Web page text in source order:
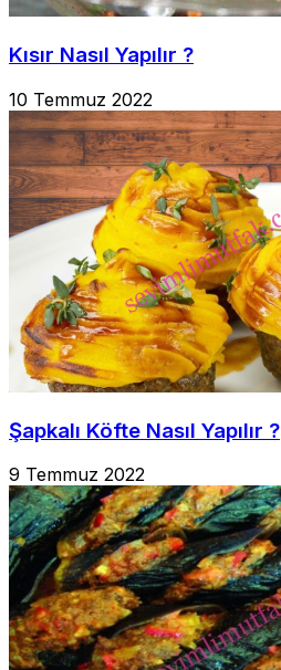
Kısır Nasıl Yapılır ?
10 Temmuz 2022
Şapkalı Köfte Nasıl Yapılır ?
9 Temmuz 2022